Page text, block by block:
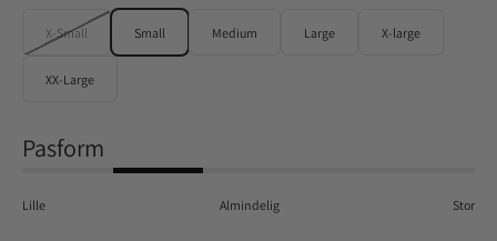
X-Small Small Medium Large X-large
XX-Large
Pasform
Lille Almindelig Stor